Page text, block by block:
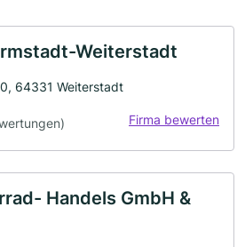
Weiterstadt
64331 Weiterstadt
Firma bewerten
Handels GmbH &